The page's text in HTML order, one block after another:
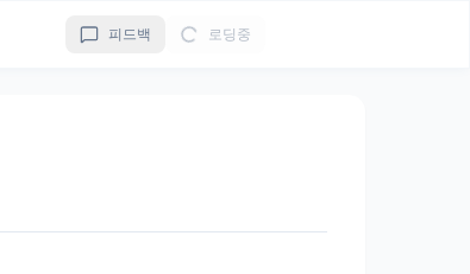
피드백 로딩중